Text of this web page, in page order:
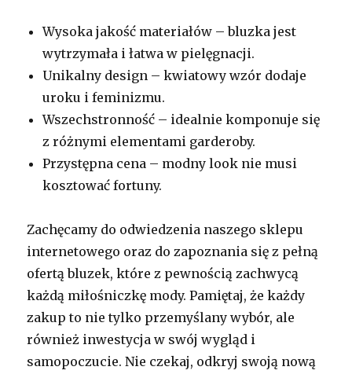
Wysoka jakość materiałów – bluzka jest
wytrzymała i łatwa w pielęgnacji.
Unikalny design – kwiatowy wzór dodaje
uroku i feminizmu.
Wszechstronność – idealnie komponuje się
z różnymi elementami garderoby.
Przystępna cena – modny look nie musi
kosztować fortuny.
Zachęcamy do odwiedzenia naszego sklepu
internetowego oraz do zapoznania się z pełną
ofertą bluzek, które z pewnością zachwycą
każdą miłośniczkę mody. Pamiętaj, że każdy
zakup to nie tylko przemyślany wybór, ale
również inwestycja w swój wygląd i
samopoczucie. Nie czekaj, odkryj swoją nową